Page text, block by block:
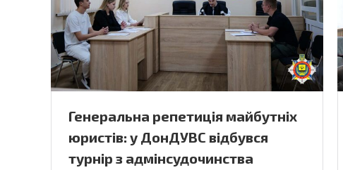
Генеральна репетиція майбутніх
юристів: у ДонДУВС відбувся
турнір з адмінсудочинства